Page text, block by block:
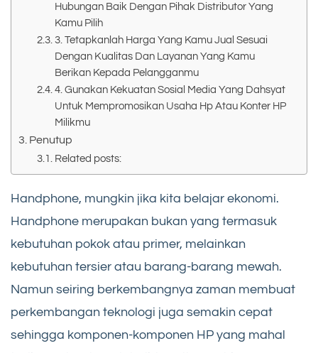
Hubungan Baik Dengan Pihak Distributor Yang
Kamu Pilih
3. Tetapkanlah Harga Yang Kamu Jual Sesuai
Dengan Kualitas Dan Layanan Yang Kamu
Berikan Kepada Pelangganmu
4. Gunakan Kekuatan Sosial Media Yang Dahsyat
Untuk Mempromosikan Usaha Hp Atau Konter HP
Milikmu
Penutup
Related posts:
Handphone, mungkin jika kita belajar ekonomi.
Handphone merupakan bukan yang termasuk
kebutuhan pokok atau primer, melainkan
kebutuhan tersier atau barang-barang mewah.
Namun seiring berkembangnya zaman membuat
perkembangan teknologi juga semakin cepat
sehingga komponen-komponen HP yang mahal